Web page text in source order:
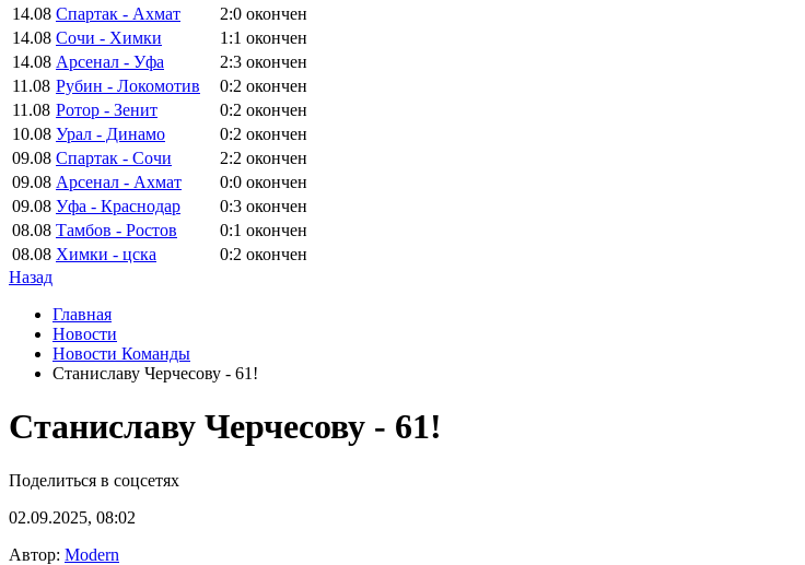
14.08 Спартак - Ахмат 2:0 окончен
14.08 Сочи - Химки 1:1 окончен
14.08 Арсенал - Уфа 2:3 окончен
11.08 Рубин - Локомотив 0:2 окончен
11.08 Ротор - Зенит 0:2 окончен
10.08 Урал - Динамо 0:2 окончен
09.08 Спартак - Сочи 2:2 окончен
09.08 Арсенал - Ахмат 0:0 окончен
09.08 Уфа - Краснодар 0:3 окончен
08.08 Тамбов - Ростов 0:1 окончен
08.08 Химки - цска 0:2 окончен
Назад
Главная
Новости
Новости Команды
Станиславу Черчесову - 61!
Станиславу Черчесову - 61!
Поделиться в соцсетях
02.09.2025, 08:02
Автор: Modern